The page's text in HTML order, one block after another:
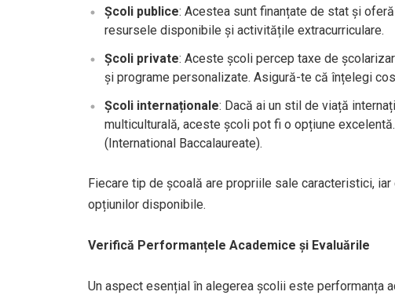
Școli publice: Acestea sunt finanțate de stat și
resursele disponibile și activitățile extracurriculare.
Școli private: Aceste școli percep taxe de
și programe personalizate. Asigură-te că înțelegi
Școli internaționale: Dacă ai un stil de viață
multiculturală, aceste școli pot fi o opțiune
(International Baccalaureate).
Fiecare tip de școală are propriile sale caracteristici,
opțiunilor disponibile.
Verifică Performanțele Academice și Evaluările
Un aspect esențial în alegerea școlii este performanța